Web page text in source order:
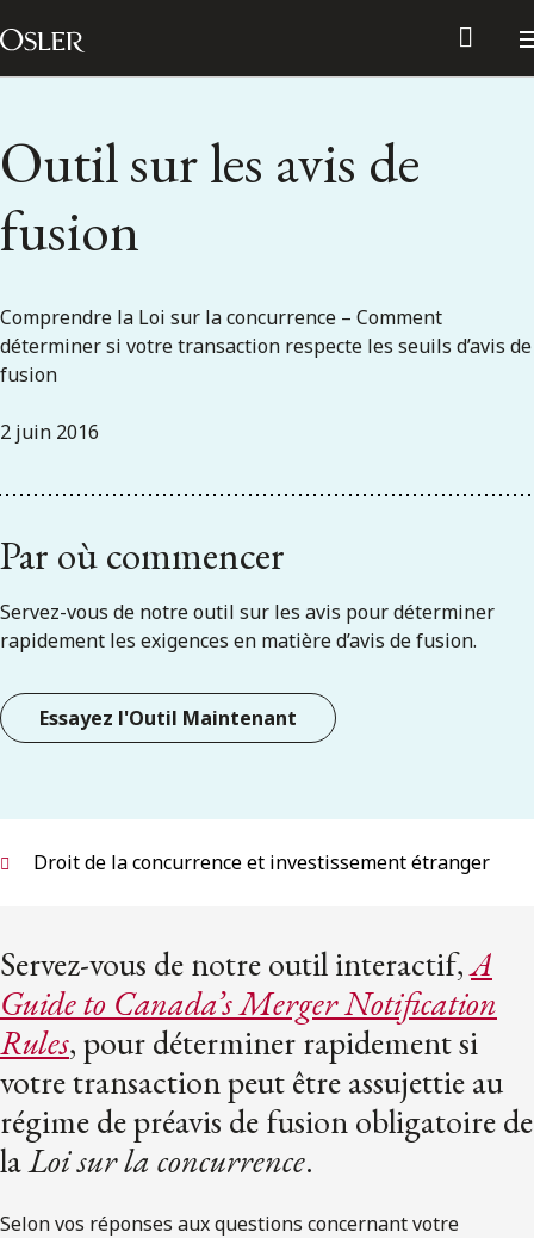
Passer au contenu
Main Navigation
Réseau des anciens d’Osler
Contactez-nous
ENGLISH
S’abonner aux articles Osler
Outil sur les avis de
fusion
Comprendre la Loi sur la concurrence – Comment
déterminer si votre transaction respecte les seuils d’avis de
fusion
2 juin 2016
Par où commencer
Servez-vous de notre outil sur les avis pour déterminer
rapidement les exigences en matière d’avis de fusion.
Essayez l'Outil Maintenant
Droit de la concurrence et investissement étranger
Servez-vous de notre outil interactif,A
Guide to Canada’s Merger Notification
Rules, pour déterminer rapidement si
votre transaction peut être assujettie au
régime de préavis de fusion obligatoire de
laLoi sur la concurrence.
Selon vos réponses aux questions concernant votre